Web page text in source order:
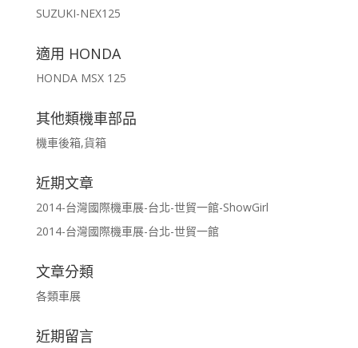
SUZUKI-NEX125
適用 HONDA
HONDA MSX 125
其他類機車部品
機車後箱,貨箱
近期文章
2014-台灣國際機車展-台北-世貿一館-ShowGirl
2014-台灣國際機車展-台北-世貿一館
文章分類
各類車展
近期留言